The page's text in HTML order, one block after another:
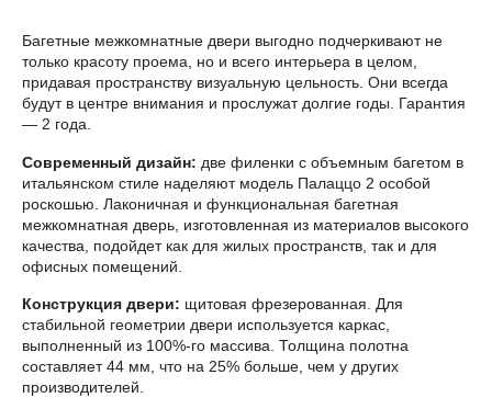
Багетные межкомнатные двери выгодно подчеркивают не
только красоту проема, но и всего интерьера в целом,
придавая пространству визуальную цельность. Они всегда
будут в центре внимания и прослужат долгие годы. Гарантия
— 2 года.
Современный дизайн: две филенки с объемным багетом в
итальянском стиле наделяют модель Палаццо 2 особой
роскошью. Лаконичная и функциональная багетная
межкомнатная дверь, изготовленная из материалов высокого
качества, подойдет как для жилых пространств, так и для
офисных помещений.
Конструкция двери: щитовая фрезерованная. Для
стабильной геометрии двери используется каркас,
выполненный из 100%-го массива. Толщина полотна
составляет 44 мм, что на 25% больше, чем у других
производителей.